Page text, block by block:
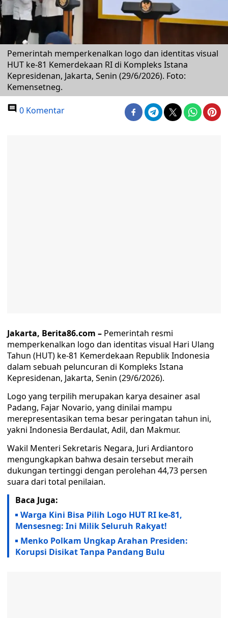
Pemerintah memperkenalkan logo dan identitas visual
HUT ke-81 Kemerdekaan RI di Kompleks Istana
Kepresidenan, Jakarta, Senin (29/6/2026). Foto:
Kemensetneg.
0 Komentar
Jakarta, Berita86.com – Pemerintah resmi
memperkenalkan logo dan identitas visual Hari Ulang
Tahun (HUT) ke-81 Kemerdekaan Republik Indonesia
dalam sebuah peluncuran di Kompleks Istana
Kepresidenan, Jakarta, Senin (29/6/2026).
Logo yang terpilih merupakan karya desainer asal
Padang, Fajar Novario, yang dinilai mampu
merepresentasikan tema besar peringatan tahun ini,
yakni Indonesia Berdaulat, Adil, dan Makmur.
Wakil Menteri Sekretaris Negara, Juri Ardiantoro
mengungkapkan bahwa desain tersebut meraih
dukungan tertinggi dengan perolehan 44,73 persen
suara dari total penilaian.
Baca Juga:
Warga Kini Bisa Pilih Logo HUT RI ke-81,
Mensesneg: Ini Milik Seluruh Rakyat!
Menko Polkam Ungkap Arahan Presiden:
Korupsi Disikat Tanpa Pandang Bulu